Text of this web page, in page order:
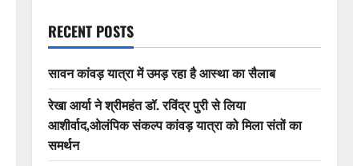
RECENT POSTS
सावन कांवड़ यात्रा में उमड़ रहा है आस्था का सैलाब
रेखा आर्या ने श्रीमहंत डॉ. रविंद्र पुरी से लिया
आशीर्वाद,ओलंपिक संकल्प कांवड़ यात्रा को मिला संतों का
समर्थन